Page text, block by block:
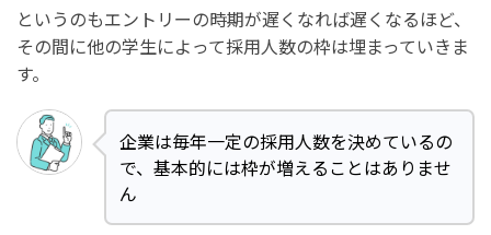
というのもエントリーの時期が遅くなれば遅くなるほど、
その間に他の学生によって採用人数の枠は埋まっていきま
す。
企業は毎年一定の採用人数を決めているの
で、基本的には枠が増えることはありませ
ん